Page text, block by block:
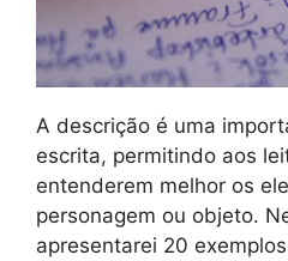
A descrição é uma
escrita, permitindo aos
entenderem melhor os
personagem ou objeto.
apresentarei 20